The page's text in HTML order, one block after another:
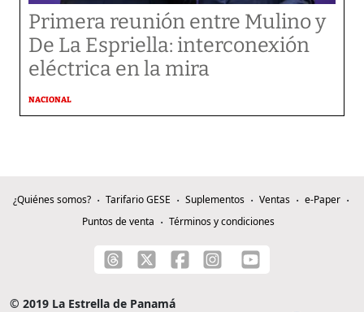
Primera reunión entre Mulino y
De La Espriella: interconexión
eléctrica en la mira
NACIONAL
¿Quiénes somos? Tarifario GESE Suplementos Ventas
e-Paper
Puntos de venta
Términos y condiciones
© 2019 La Estrella de Panamá